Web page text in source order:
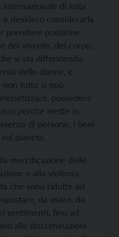
internazionale di lotta
desidero considerarla
prendere posizione
del vivente, del corpo,
si sta diffondendo
delle donne, è
non tutto si può
possedere
perché mette in
di persone, i beni
pianeta.
mercificazione delle
e alla violenza
che sono ridotte ad
da usare, da
sentimenti, fino ad
alle discriminazioni